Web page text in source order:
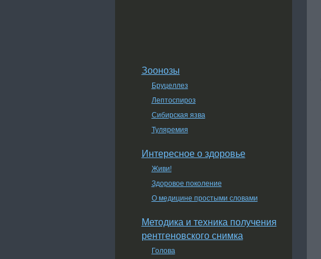
Зоонозы
Бруцеллез
Лептоспироз
Сибирская язва
Туляремия
Интересное о здоровье
Живи!
Здоровое поколение
О медицине простыми словами
Методика и техника получения
рентгеновского снимка
Голова